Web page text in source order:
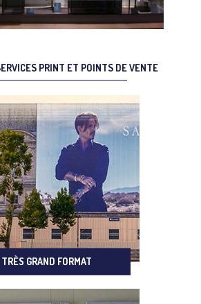
PRINT ET POINTS DE VENTE
TRÈS GRAND FORMAT